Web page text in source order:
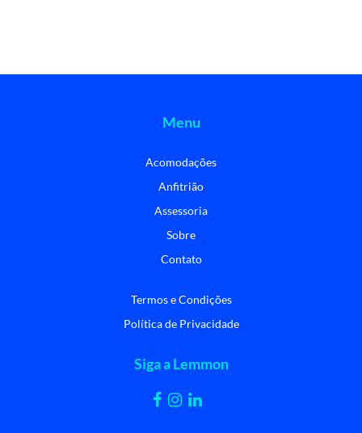
Menu
Acomodações
Anfitrião
Assessoria
Sobre
Contato
Termos e Condições
Política de Privacidade
Siga a Lemmon